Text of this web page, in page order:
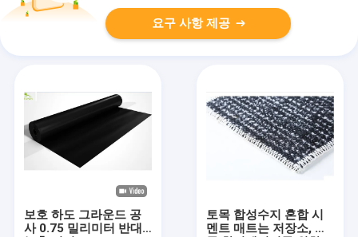
요구 사항 제공
보호 하도 그라운드 공
사 0.75 밀리미터 반대
토목 합성수지 혼합 시
멘트 매트는 저장소, 연